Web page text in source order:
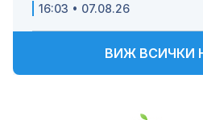
16:03 • 07.08.26
ВИЖ ВСИЧКИ